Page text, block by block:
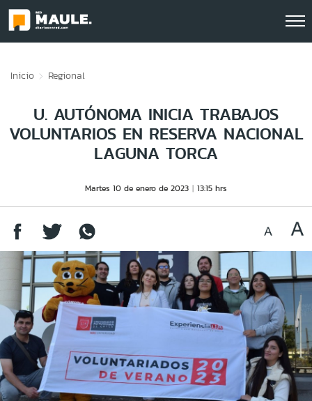
Inicio Regional
U. AUTÓNOMA INICIA TRABAJOS
VOLUNTARIOS EN RESERVA NACIONAL
LAGUNA TORCA
Martes 10 de enero de 2023 13:15 hrs